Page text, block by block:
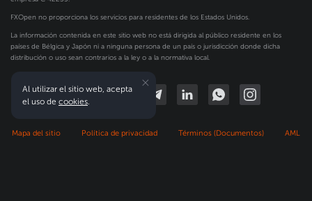
FXOpen no proporciona los servicios para residentes de los Estados Unidos.
La información contenida en este sitio web no está dirigida al público residente en los
países de Bélgica y Japón ni a ninguna persona de un país o jurisdicción donde dicha
distribución o uso sean contrarios a la ley o a la normativa local.
Mapa del sitio Política de privacidad Términos (Documentos) AML
Al utilizar el sitio web, acepta
el uso de cookies.